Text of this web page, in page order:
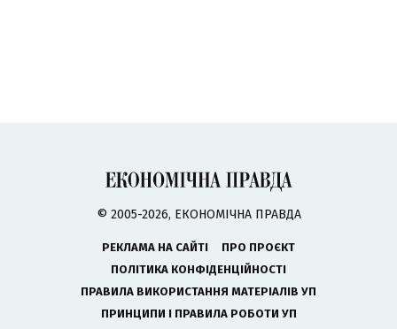
© 2005-2026, ЕКОНОМІЧНА ПРАВДА
РЕКЛАМА НА САЙТІ
ПРО ПРОЄКТ
ПОЛІТИКА КОНФІДЕНЦІЙНОСТІ
ПРАВИЛА ВИКОРИСТАННЯ МАТЕРІАЛІВ УП
ПРИНЦИПИ І ПРАВИЛА РОБОТИ УП